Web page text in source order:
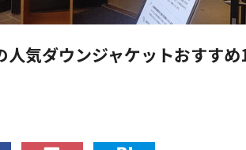
人気ダウンジャケットおすす